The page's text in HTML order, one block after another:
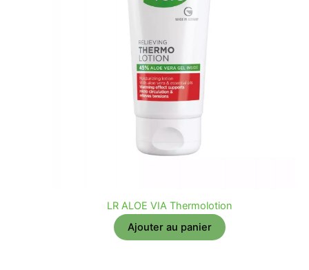
LR ALOE VIA Thermolotion
Ajouter au panier